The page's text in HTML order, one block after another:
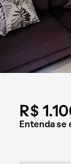
R$
Entenda se